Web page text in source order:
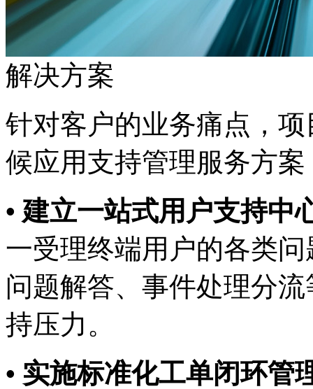
解决方案
针对客户的业务痛点
候应用支持管理服务方案
• 建立一站式用户支持中心
一受理终端用户的各类问题
问题解答、事件处理分
持压力。
• 实施标准化工单闭环管理